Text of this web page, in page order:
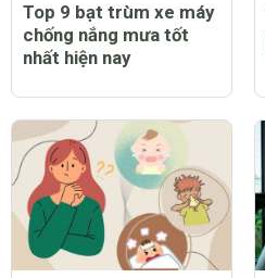
Top 9 bạt trùm xe máy
chống nắng mưa tốt
nhất hiện nay